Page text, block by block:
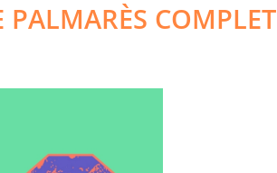
PALMARÈS COMPLET